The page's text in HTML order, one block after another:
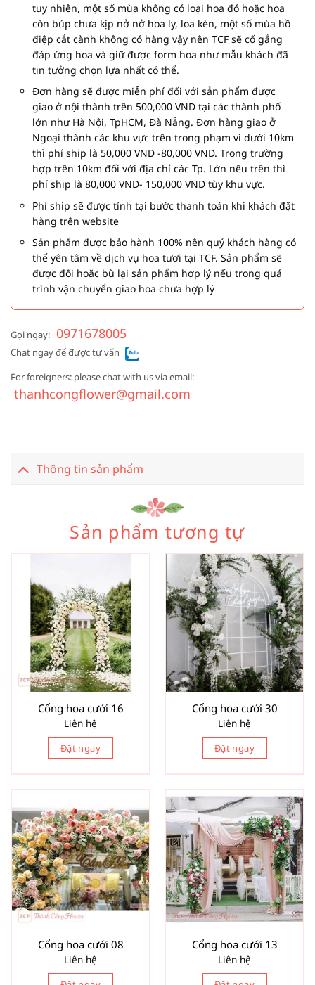
tuy nhiên, một số mùa không có loại hoa đó hoặc hoa
còn búp chưa kịp nở nở hoa ly, loa kèn, một số mùa hồ
điệp cắt cành không có hàng vậy nên TCF sẽ cố gắng
đáp ứng hoa và giữ được form hoa như mẫu khách đã
tin tưởng chọn lựa nhất có thể.
Đơn hàng sẽ được miễn phí đối với sản phẩm được
giao ở nội thành trên 500,000 VND tại các thành phố
lớn như Hà Nội, TpHCM, Đà Nẵng. Đơn hàng giao ở
Ngoại thành các khu vực trên trong phạm vi dưới 10km
thì phí ship là 50,000 VND -80,000 VND. Trong trường
hợp trên 10km đối với địa chỉ các Tp. Lớn nêu trên thì
phí ship là 80,000 VND- 150,000 VND tùy khu vực.
Phí ship sẽ được tính tại bước thanh toán khi khách đặt
hàng trên website
Sản phẩm được bảo hành 100% nên quý khách hàng có
thể yên tâm về dịch vụ hoa tươi tại TCF. Sản phẩm sẽ
được đổi hoặc bù lại sản phẩm hợp lý nếu trong quá
trình vận chuyển giao hoa chưa hợp lý
Gọi ngay: 0971678005
Chat ngay để được tư vấn
For foreigners: please chat with us via email:
thanhcongflower@gmail.com
Thông tin sản phẩm
Sản phẩm tương tự
Cổng hoa cưới 16
Liên hệ
Đặt ngay
Cổng hoa cưới 30
Liên hệ
Đặt ngay
Cổng hoa cưới 08
Liên hệ
Cổng hoa cưới 13
Liên hệ